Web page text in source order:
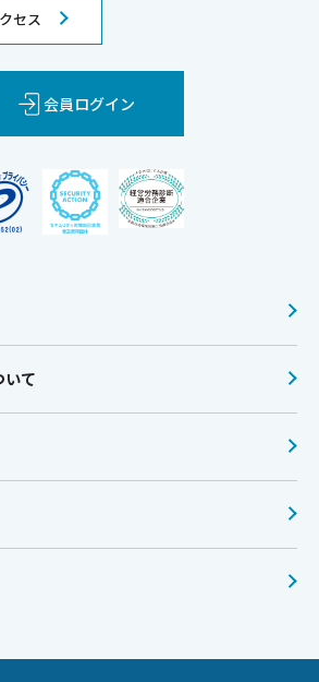
セス
会員ログイン
いて